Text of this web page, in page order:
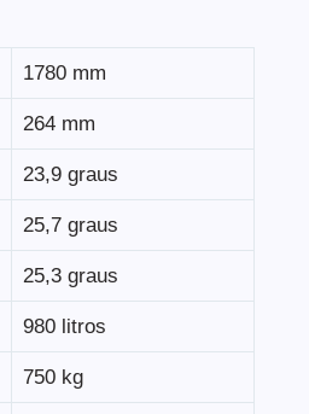
1780 mm
264 mm
23,9 graus
25,7 graus
25,3 graus
980 litros
750 kg